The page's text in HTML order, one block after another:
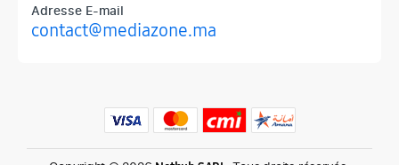
Adresse E-mail
contact@mediazone.ma
Produits phares chez Mediazone
Retrouvez chez Mediazone les références incontournables :